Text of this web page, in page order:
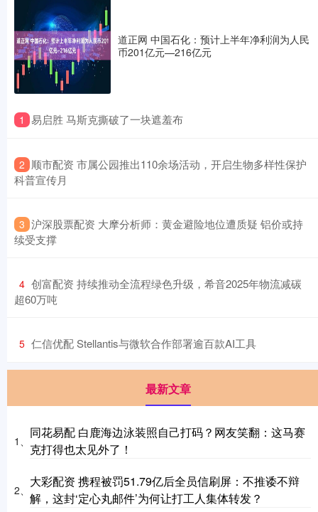
道正网 中国石化：预计上半年净利润为人民
币201亿元—216亿元
1 ​易启胜 马斯克撕破了一块遮羞布
2 ​顺市配资 市属公园推出110余场活动，开启生物多样性保护
科普宣传月
3 ​沪深股票配资 大摩分析师：黄金避险地位遭质疑 铝价或持
续受支撑
4 ​创富配资 持续推动全流程绿色升级，希音2025年物流减碳
超60万吨
5 ​仁信优配 Stellantis与微软合作部署逾百款AI工具
最新文章
1、
同花易配 白鹿海边泳装照自己打码？网友笑翻：这马赛
克打得也太见外了！
2、
大彩配资 携程被罚51.79亿后全员信刷屏：不推诿不辩
解，这封‘定心丸邮件’为何让打工人集体转发？